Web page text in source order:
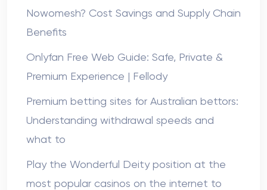
Nowomesh? Cost Savings and Supply Chain
Benefits
Onlyfan Free Web Guide: Safe, Private &
Premium Experience | Fellody
Premium betting sites for Australian bettors:
Understanding withdrawal speeds and
what to
Play the Wonderful Deity position at the
most popular casinos on the internet to